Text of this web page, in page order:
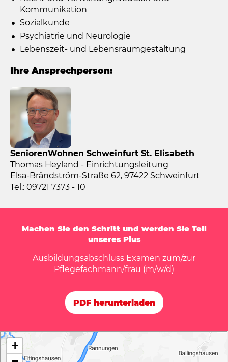
Kommunikation
Sozialkunde
Psychiatrie und Neurologie
Lebenszeit- und Lebensraumgestaltung
Ihre Ansprechperson:
SeniorenWohnen Schweinfurt St. Elisabeth
Thomas Heyland - Einrichtungsleitung
Elsa-Brändström-Straße 62, 97422 Schweinfurt
Tel.: 09721 7373 - 10
Machen Sie den Schritt und werden Sie Teil
unseres Plus
Ausbildungsabschluss Examen zum/zur
Pflegefachmann/frau (m/w/d)
PDF herunterladen